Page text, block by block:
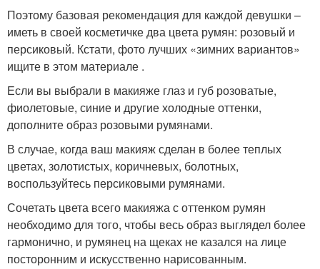
Поэтому базовая рекомендация для каждой девушки –
иметь в своей косметичке два цвета румян: розовый и
персиковый. Кстати, фото лучших «зимних вариантов»
ищите в этом материале .
Если вы выбрали в макияже глаз и губ розоватые,
фиолетовые, синие и другие холодные оттенки,
дополните образ розовыми румянами.
В случае, когда ваш макияж сделан в более теплых
цветах, золотистых, коричневых, болотных,
воспользуйтесь персиковыми румянами.
Сочетать цвета всего макияжа с оттенком румян
необходимо для того, чтобы весь образ выглядел более
гармонично, и румянец на щеках не казался на лице
посторонним и искусственно нарисованным.